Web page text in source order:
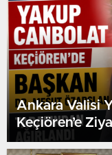
Ankara Valisi
Keçiören’e
Özarslan